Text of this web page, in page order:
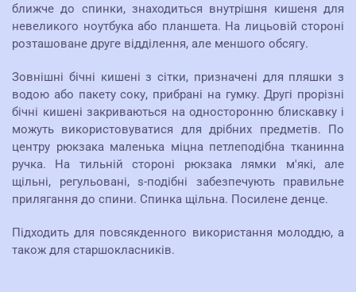
ближче до спинки, знаходиться внутрішня кишеня для
невеликого ноутбука або планшета. На лицьовій стороні
розташоване друге відділення, але меншого обсягу.
Зовнішні бічні кишені з сітки, призначені для пляшки з
водою або пакету соку, прибрані на гумку. Другі прорізні
бічні кишені закриваються на односторонню блискавку і
можуть використовуватися для дрібних предметів. По
центру рюкзака маленька міцна петлеподібна тканинна
ручка. На тильній стороні рюкзака лямки м'які, але
щільні, регульовані, s-подібні забезпечують правильне
прилягання до спини. Спинка щільна. Посилене денце.
Підходить для повсякденного використання молоддю, а
також для старшокласників.